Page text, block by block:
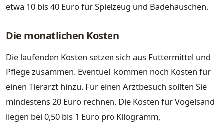
etwa 10 bis 40 Euro für Spielzeug und Badehäuschen.
Die monatlichen Kosten
Die laufenden Kosten setzen sich aus Futtermittel und
Pflege zusammen. Eventuell kommen noch Kosten für
einen Tierarzt hinzu. Für einen Arztbesuch sollten Sie
mindestens 20 Euro rechnen. Die Kosten für Vogelsand
liegen bei 0,50 bis 1 Euro pro Kilogramm,